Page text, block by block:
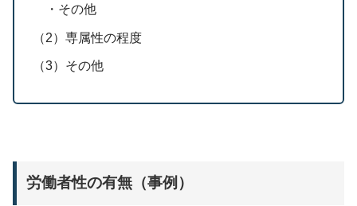
・その他
（2）専属性の程度
（3）その他
労働者性の有無（事例）